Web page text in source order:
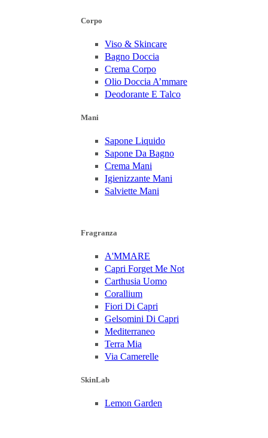
Corpo
Viso & Skincare
Bagno Doccia
Crema Corpo
Olio Doccia A’mmare
Deodorante E Talco
Mani
Sapone Liquido
Sapone Da Bagno
Crema Mani
Igienizzante Mani
Salviette Mani
Fragranza
A'MMARE
Capri Forget Me Not
Carthusia Uomo
Corallium
Fiori Di Capri
Gelsomini Di Capri
Mediterraneo
Terra Mia
Via Camerelle
SkinLab
Lemon Garden